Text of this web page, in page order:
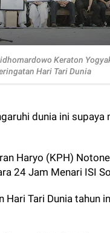
Keraton
Hari Tari Dunia
dunia ini
Haryo (KPH)
24 Jam Menari ISI
Tari Dunia tahun